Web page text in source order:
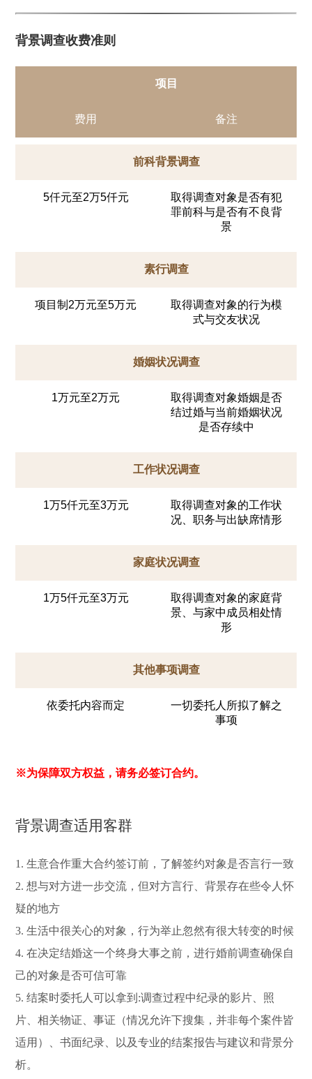
背景调查收费准则
项目
费用 备注
前科背景调查
5仟元至2万5仟元
取得调查对象是否有犯
罪前科与是否有不良背
景
素行调查
项目制2万元至5万元
取得调查对象的行为模
式与交友状况
婚姻状况调查
1万元至2万元
取得调查对象婚姻是否
结过婚与当前婚姻状况
是否存续中
工作状况调查
1万5仟元至3万元
取得调查对象的工作状
况、职务与出缺席情形
家庭状况调查
1万5仟元至3万元
取得调查对象的家庭背
景、与家中成员相处情
形
其他事项调查
依委托内容而定
一切委托人所拟了解之
事项
※为保障双方权益，请务必签订合约。
背景调查适用客群
1. 生意合作重大合约签订前，了解签约对象是否言行一致
2. 想与对方进一步交流，但对方言行、背景存在些令人怀
疑的地方
3. 生活中很关心的对象，行为举止忽然有很大转变的时候
4. 在决定结婚这一个终身大事之前，进行婚前调查确保自
己的对象是否可信可靠
5. 结案时委托人可以拿到:调查过程中纪录的影片、照
片、相关物证、事证（情况允许下搜集，并非每个案件皆
适用）、书面纪录、以及专业的结案报告与建议和背景分
析。